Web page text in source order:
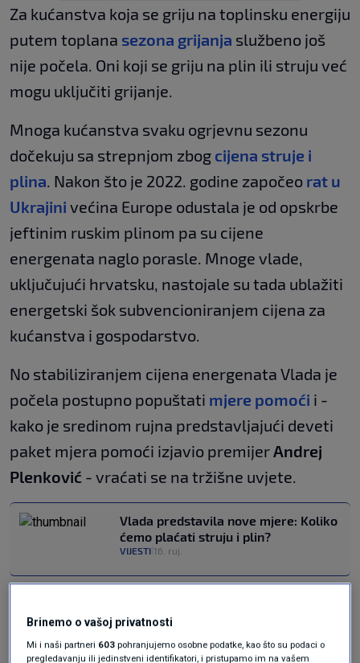
Za kućanstva koja se griju na toplinsku energiju
putem toplana sezona grijanja službeno još
nije počela. Oni koji se griju na plin ili struju već
mogu uključiti grijanje.
Mnoga kućanstva svaku ogrjevnu sezonu
dočekuju sa strepnjom zbog cijena struje i
plina. Nakon što je 2022. godine započeo rat u
Ukrajini većina Europe odustala je od opskrbe
jeftinim ruskim plinom pa su cijene
energenata naglo porasle. Mnoge vlade,
uključujući hrvatsku, nastojale su tada ublažiti
energetski šok subvencioniranjem cijena za
kućanstva i gospodarstvo.
No stabiliziranjem cijena energenata Vlada je
počela postupno popuštati mjere pomoći i -
kako je sredinom rujna predstavljajući deveti
paket mjera pomoći izjavio premijerAndrej
Plenković - vraćati se na tržišne uvjete.
Vlada predstavila nove mjere: Koliko
ćemo plaćati struju i plin?
VIJESTI 16. ruj.
računi
Brinemo o vašoj privatnosti
Mi i naši partneri 603 pohranjujemo osobne podatke, kao što su podaci o
pregledavanju ili jedinstveni identifikatori, i pristupamo im na vašem